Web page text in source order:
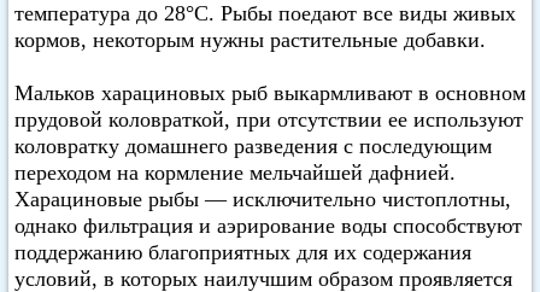
температура до 28°C. Рыбы поедают все виды живых
кормов, некоторым нужны растительные добавки.
Мальков харациновых рыб выкармливают в основном
прудовой коловраткой, при отсутствии ее используют
коловратку домашнего разведения с последующим
переходом на кормление мельчайшей дафнией.
Харациновые рыбы — исключительно чистоплотны,
однако фильтрация и аэрирование воды способствуют
поддержанию благоприятных для их содержания
условий, в которых наилучшим образом проявляется